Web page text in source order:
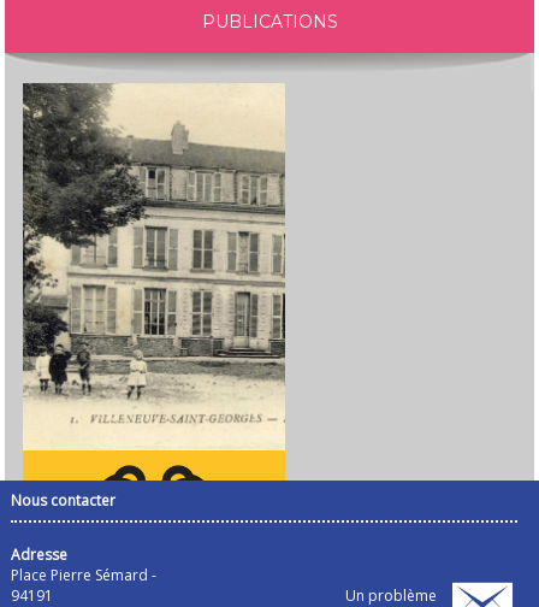
PUBLICATIONS
Nous contacter
Adresse
Place Pierre Sémard -
94191
Un problème